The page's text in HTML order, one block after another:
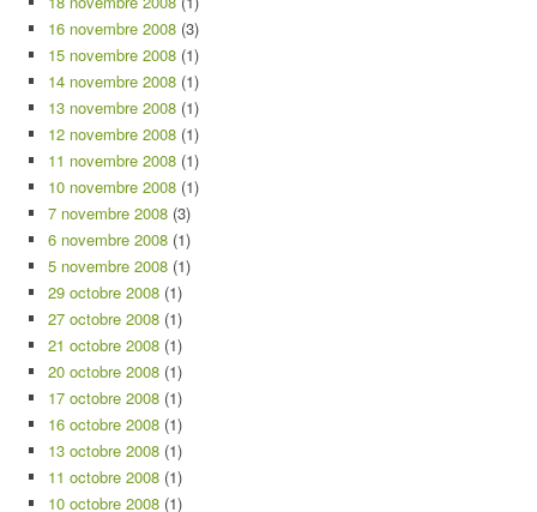
16 novembre 2008 (3)
15 novembre 2008 (1)
14 novembre 2008 (1)
13 novembre 2008 (1)
12 novembre 2008 (1)
11 novembre 2008 (1)
10 novembre 2008 (1)
7 novembre 2008 (3)
6 novembre 2008 (1)
5 novembre 2008 (1)
29 octobre 2008 (1)
27 octobre 2008 (1)
21 octobre 2008 (1)
20 octobre 2008 (1)
17 octobre 2008 (1)
16 octobre 2008 (1)
13 octobre 2008 (1)
11 octobre 2008 (1)
10 octobre 2008 (1)